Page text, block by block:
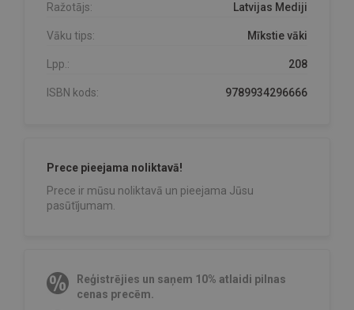
Ražotājs: Latvijas Mediji
Vāku tips: Mīkstie vāki
Lpp.: 208
ISBN kods: 9789934296666
Prece pieejama noliktavā!
Prece ir mūsu noliktavā un pieejama Jūsu
pasūtījumam.
Reģistrējies un saņem 10% atlaidi pilnas
cenas precēm.